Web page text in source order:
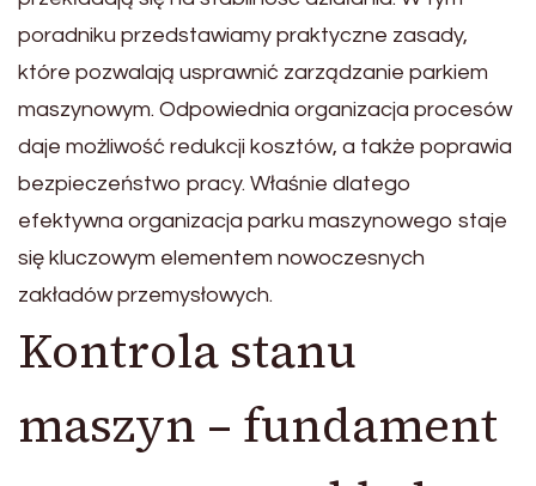
poradniku przedstawiamy praktyczne zasady,
które pozwalają usprawnić zarządzanie parkiem
maszynowym. Odpowiednia organizacja procesów
daje możliwość redukcji kosztów, a także poprawia
bezpieczeństwo pracy. Właśnie dlatego
efektywna organizacja parku maszynowego staje
się kluczowym elementem nowoczesnych
zakładów przemysłowych.
Kontrola stanu
maszyn – fundament